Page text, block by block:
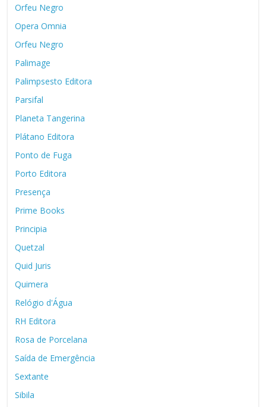
Orfeu Negro
Opera Omnia
Orfeu Negro
Palimage
Palimpsesto Editora
Parsifal
Planeta Tangerina
Plátano Editora
Ponto de Fuga
Porto Editora
Presença
Prime Books
Principia
Quetzal
Quid Juris
Quimera
Relógio d'Água
RH Editora
Rosa de Porcelana
Saída de Emergência
Sextante
Sibila